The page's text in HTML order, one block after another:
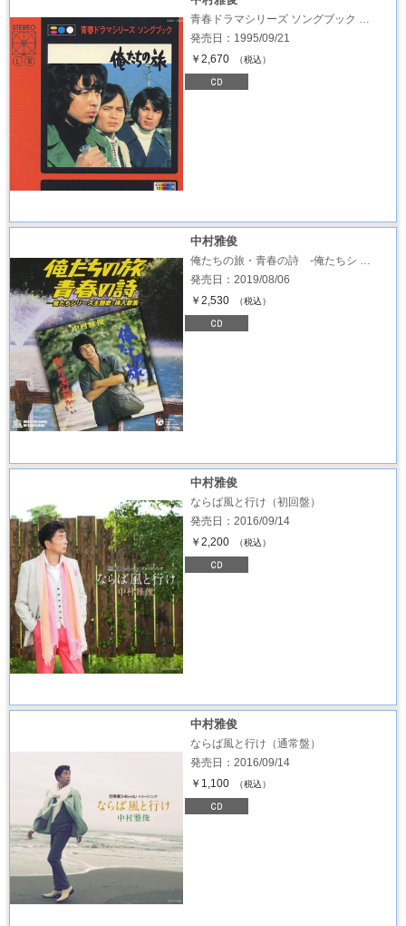
青春ドラマシリーズ ソングブック …
発売日：1995/09/21
￥2,670
（税込）
中村雅俊
俺たちの旅・青春の詩 -俺たちシ …
発売日：2019/08/06
￥2,530
（税込）
中村雅俊
ならば風と行け（初回盤）
発売日：2016/09/14
￥2,200
（税込）
中村雅俊
ならば風と行け（通常盤）
発売日：2016/09/14
￥1,100
（税込）